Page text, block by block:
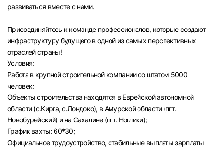
Ульяновск
Курган
Уфа
развиваться вместе с нами.
Присоединяйтесь к команде профессионалов, которые создают
инфраструктуру будущего в одной из самых перспективных
отраслей страны!
Условия:
Работа в крупной строительной компании со штатом 5000
человек;
Объекты строительства находятся в Еврейской автономной
области (с.Кирга, с.Лондоко), в Амурской области (пгт.
Новобурейский) и на Сахалине (пгт. Ноглики);
График вахты: 60*30;
Официальное трудоустройство, стабильные выплаты зарплаты